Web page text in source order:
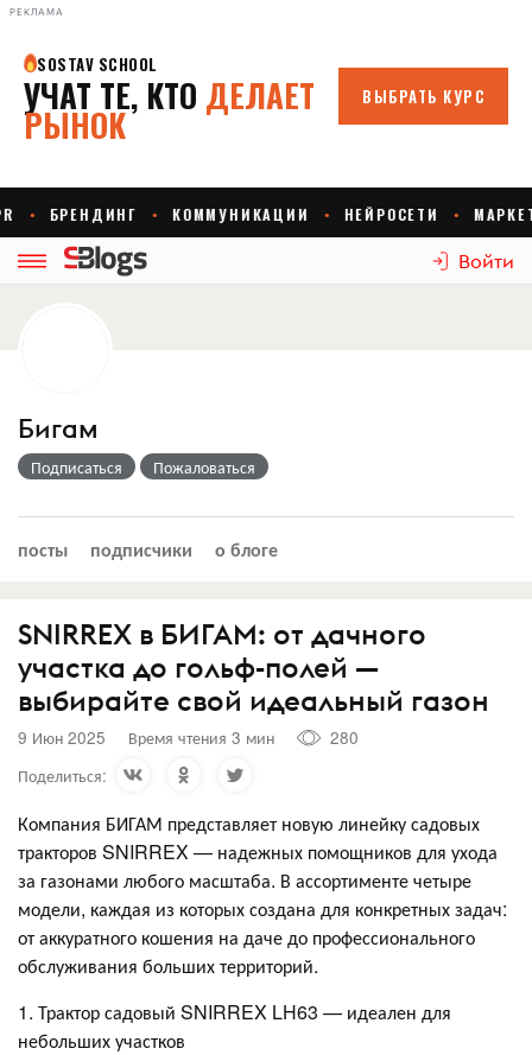
РЕКЛАМА
Войти
Бигам
Подписаться Пожаловаться
посты подписчики о блоге
SNIRREX в БИГАМ: от дачного
участка до гольф-полей —
выбирайте свой идеальный газон
9 Июн 2025 Время чтения 3 мин
280
Поделиться:
Компания БИГАМ представляет новую линейку садовых
тракторов SNIRREX — надежных помощников для ухода
за газонами любого масштаба. В ассортименте четыре
модели, каждая из которых создана для конкретных задач:
от аккуратного кошения на даче до профессионального
обслуживания больших территорий.
1. Трактор садовый SNIRREX LH63 — идеален для
небольших участков